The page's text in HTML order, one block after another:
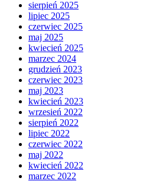
sierpień 2025
lipiec 2025
czerwiec 2025
maj 2025
kwiecień 2025
marzec 2024
grudzień 2023
czerwiec 2023
maj 2023
kwiecień 2023
wrzesień 2022
sierpień 2022
lipiec 2022
czerwiec 2022
maj 2022
kwiecień 2022
marzec 2022